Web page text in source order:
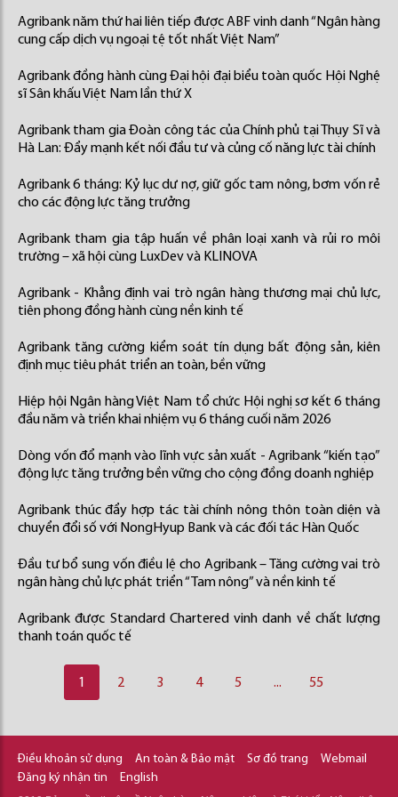
Agribank năm thứ hai liên tiếp được ABF vinh danh “Ngân hàng
cung cấp dịch vụ ngoại tệ tốt nhất Việt Nam”
Agribank đồng hành cùng Đại hội đại biểu toàn quốc Hội Nghệ
sĩ Sân khấu Việt Nam lần thứ X
Agribank tham gia Đoàn công tác của Chính phủ tại Thụy Sĩ và
Hà Lan: Đẩy mạnh kết nối đầu tư và củng cố năng lực tài chính
Agribank 6 tháng: Kỷ lục dư nợ, giữ gốc tam nông, bơm vốn rẻ
cho các động lực tăng trưởng
Agribank tham gia tập huấn về phân loại xanh và rủi ro môi
trường – xã hội cùng LuxDev và KLINOVA
Agribank - Khẳng định vai trò ngân hàng thương mại chủ lực,
tiên phong đồng hành cùng nền kinh tế
Agribank tăng cường kiểm soát tín dụng bất động sản, kiên
định mục tiêu phát triển an toàn, bền vững
Hiệp hội Ngân hàng Việt Nam tổ chức Hội nghị sơ kết 6 tháng
đầu năm và triển khai nhiệm vụ 6 tháng cuối năm 2026
Dòng vốn đổ mạnh vào lĩnh vực sản xuất - Agribank “kiến tạo”
động lực tăng trưởng bền vững cho cộng đồng doanh nghiệp
Agribank thúc đẩy hợp tác tài chính nông thôn toàn diện và
chuyển đổi số với NongHyup Bank và các đối tác Hàn Quốc
Đầu tư bổ sung vốn điều lệ cho Agribank – Tăng cường vai trò
ngân hàng chủ lực phát triển “Tam nông” và nền kinh tế
Agribank được Standard Chartered vinh danh về chất lượng
thanh toán quốc tế
1 2 3 4 5 ... 55
Điều khoản sử dụng An toàn & Bảo mật Sơ đồ trang
Webmail
Đăng ký nhận tin
English